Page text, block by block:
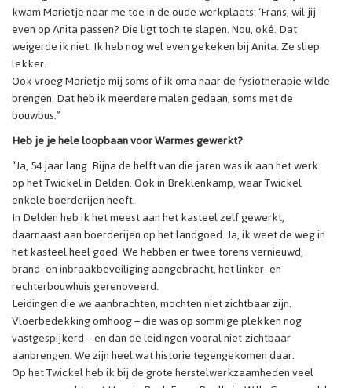
kwam Marietje naar me toe in de oude werkplaats: ‘Frans, wil jij
even op Anita passen? Die ligt toch te slapen. Nou, oké. Dat
weigerde ik niet. Ik heb nog wel even gekeken bij Anita. Ze sliep
lekker.
Ook vroeg Marietje mij soms of ik oma naar de fysiotherapie wilde
brengen. Dat heb ik meerdere malen gedaan, soms met de
bouwbus.”
Heb je je hele loopbaan voor Warmes gewerkt?
“Ja, 54 jaar lang. Bijna de helft van die jaren was ik aan het werk
op het Twickel in Delden. Ook in Breklenkamp, waar Twickel
enkele boerderijen heeft.
In Delden heb ik het meest aan het kasteel zelf gewerkt,
daarnaast aan boerderijen op het landgoed. Ja, ik weet de weg in
het kasteel heel goed. We hebben er twee torens vernieuwd,
brand- en inbraakbeveiliging aangebracht, het linker- en
rechterbouwhuis gerenoveerd.
Leidingen die we aanbrachten, mochten niet zichtbaar zijn.
Vloerbedekking omhoog – die was op sommige plekken nog
vastgespijkerd – en dan de leidingen vooral niet-zichtbaar
aanbrengen. We zijn heel wat historie tegengekomen daar.
Op het Twickel heb ik bij de grote herstelwerkzaamheden veel